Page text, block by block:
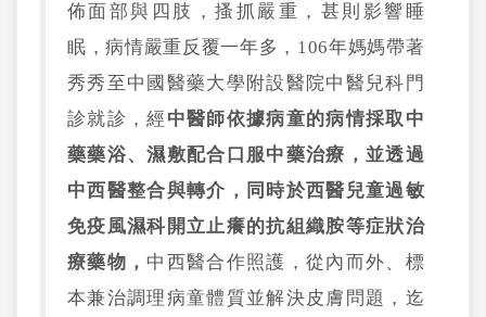
佈面部與四肢，搔抓嚴重，甚則影響睡
眠，病情嚴重反覆一年多，106年媽媽帶著
秀秀至中國醫藥大學附設醫院中醫兒科門
診就診，經 中醫師依據病童的病情採取中
藥藥浴、濕敷配合口服中藥治療，並透過
中西醫整合與轉介，同時於西醫兒童過敏
免疫風濕科開立止癢的抗組織胺等症狀治
療藥物， 中西醫合作照護，從內而外、標
本兼治調理病童體質並解決皮膚問題，迄